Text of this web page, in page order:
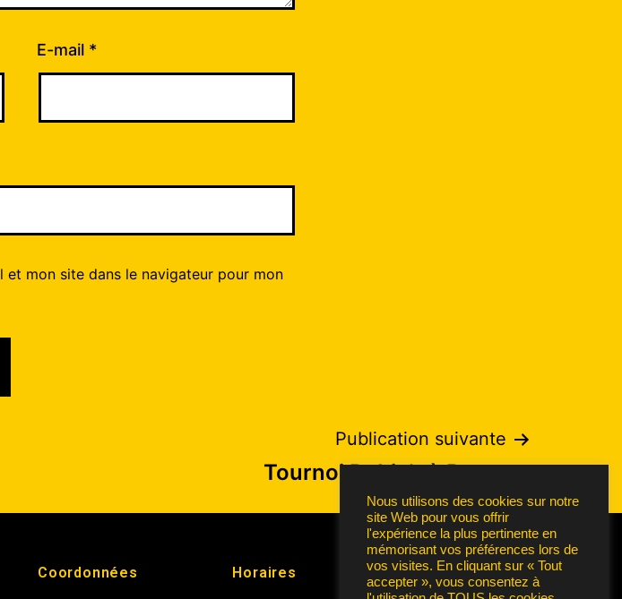
E-mail *
et mon site dans le navigateur pour mon
Publication suivante
Tournoi Rubie’s à Buzet
Coordonnées Horaires
Nous utilisons des cookies sur notre
site Web pour vous offrir
l'expérience la plus pertinente en
mémorisant vos préférences lors de
vos visites. En cliquant sur « Tout
accepter », vous consentez à